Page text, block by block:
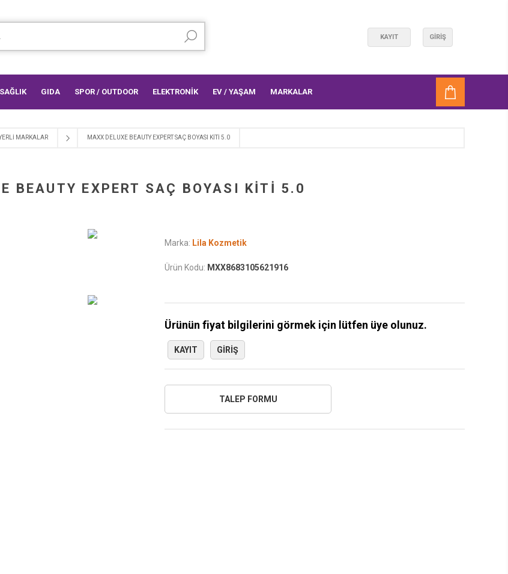
KAYIT GIRIŞ
GIDA SPOR / OUTDOOR ELEKTRONİK EV / YAŞAM MARKALAR
MARKALAR MAXX DELUXE BEAUTY EXPERT SAÇ BOYASI KİTİ 5.0
BEAUTY EXPERT SAÇ BOYASI KİTİ 5.0
Marka: Lila Kozmetik
Ürün Kodu: MXX8683105621916
Ürünün fiyat bilgilerini görmek için lütfen üye olunuz.
KAYIT GIRIŞ